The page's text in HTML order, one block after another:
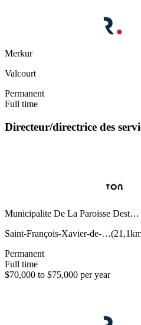
Merkur
Valcourt
Permanent
Full time
Directeur/directrice des
Municipalite De La Paroisse Dest…
Saint-François-Xavier-de-…(
Permanent
Full time
$70,000 to $75,000 per year